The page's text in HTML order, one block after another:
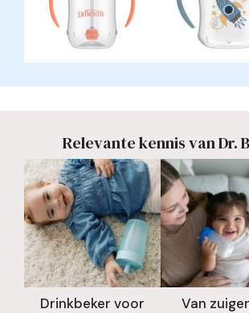
Relevante kennis van Dr.
Drinkbeker voor
Van